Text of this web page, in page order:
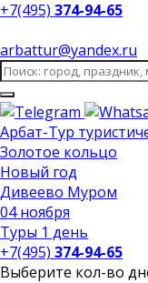
+7(495) 374-94-65
arbattur@yandex.ru
Арбат-Тур
Золотое кольцо
Новый год
Дивеево Муром
04 ноября
Туры 1 день
+7(495) 374-94-65
Выберите кол-во